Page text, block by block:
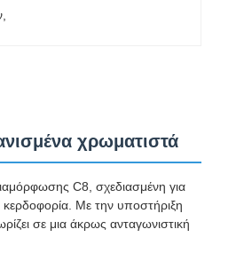
χρωματιστά
C8, σχεδιασμένη για
Με την υποστήριξη
σε μια άκρως ανταγωνιστική